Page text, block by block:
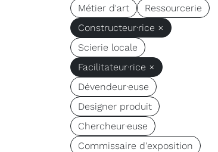
Métier d'art
Ressourcerie
Constructeur·rice ×
Scierie locale
Facilitateur·rice ×
Dévendeur·euse
Designer produit
Chercheur·euse
Commissaire d'exposition